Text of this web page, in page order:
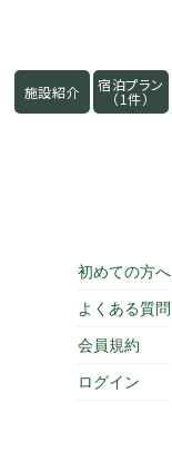
施設紹介 宿泊プラン
（1件）
初めての方へ
よくある質問
会員規約
ログイン